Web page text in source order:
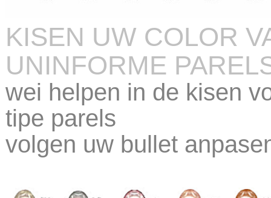
KISEN UW COLOR
UNINFORME
wei helpen in de kisen
tipe parels
volgen uw bullet